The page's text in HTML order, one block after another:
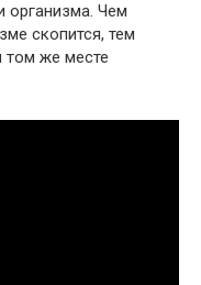
организма. Чем
скопится, тем
том же месте